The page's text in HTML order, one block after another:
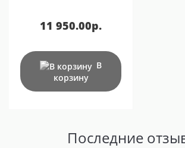
11 950.00р.
В
корзину
Последние